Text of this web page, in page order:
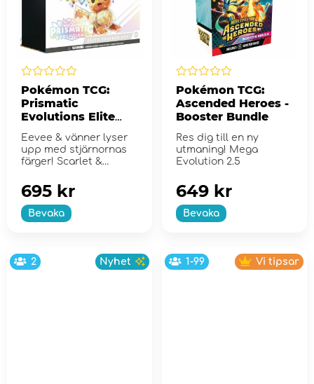
Pokémon TCG:
Prismatic
Evolutions Elite
Trainer Box
Eevee & vänner lyser
upp med stjärnornas
färger! Scarlet &
Bevaka
695 kr
Pokémon TCG:
Ascended Heroes -
Booster Bundle
Res dig till en ny
utmaning! Mega
Evolution 2.5
Bevaka
649 kr
2 Nyhet 1-99 Vi tipsar